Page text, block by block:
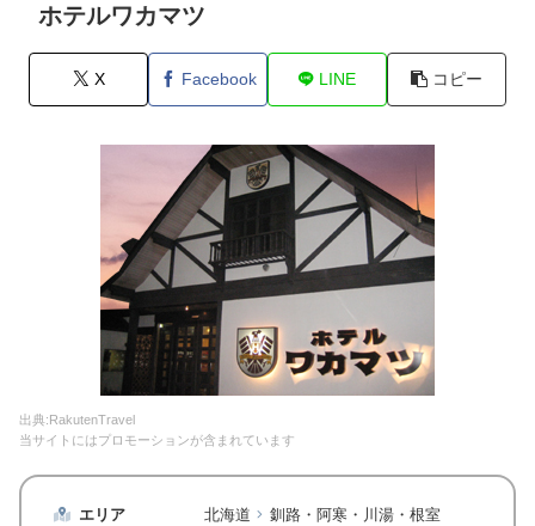
ホテルワカマツ
X Facebook LINE コピー
出典:RakutenTravel
当サイトにはプロモーションが含まれています
エリア 北海道 釧路・阿寒・川湯・根室